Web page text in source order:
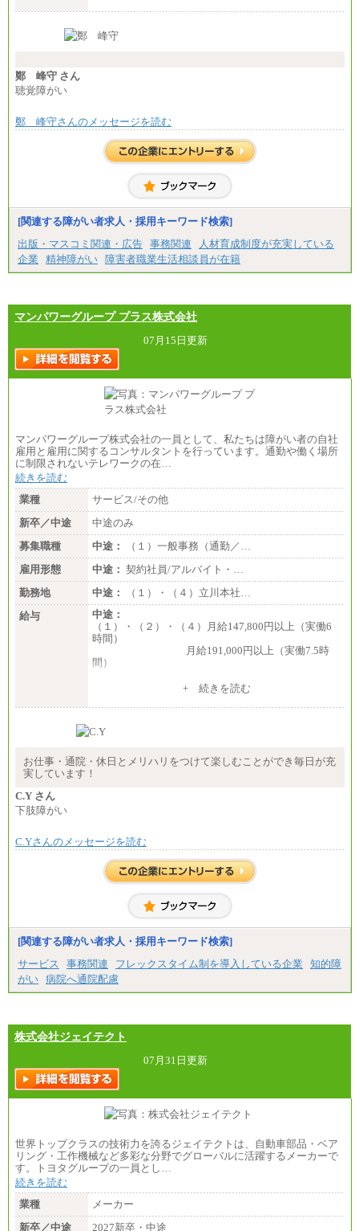
月給370,000円～
ます。
鄭 峰守 さん
聴覚障がい
鄭 峰守さんのメッセージを読む
[関連する障がい者求人・採用キーワード検索]
出版・マスコミ関連・広告 事務関連
人材育成制度が充実している
企業
精神障がい 障害者職業生活相談員が在籍
マンパワーグループ プラス株式会社
07月15日更新
マンパワーグループ株式会社の一員として、私たちは障がい者の自社
雇用と雇用に関するコンサルタントを行っています。通勤や働く場所
に制限されないテレワークの在…
続きを読む
業種
サービス/その他
新卒／中途
中途のみ
募集職種
中途：
（１）一般事務（通勤／…
雇用形態
中途： 契約社員/アルバイト・…
勤務地
中途：
（１）・（４）立川本社…
給与
中途：
（１）・（２）・（４）月給147,800円以上（実働6
時間）
月給191,000円以上（実働7.5時
間）
（３）月給191,000円以上（実働7.5時間）
（５）月給147,800円以上（実働6時間）
時給 1,226円（実働4.5時間）
間額換算額）
・退職金相当手当 37円
+ 続きを読む
お仕事・通院・休日とメリハリをつけて楽しむことができ毎日が充
実しています！
C.Y さん
下肢障がい
C.Yさんのメッセージを読む
[関連する障がい者求人・採用キーワード検索]
サービス
事務関連 フレックスタイム制を導入している企業
知的障
がい 病院へ通院配慮
株式会社ジェイテクト
07月31日更新
世界トップクラスの技術力を誇るジェイテクトは、自動車部品・ベア
リング・工作機械など多彩な分野でグローバルに活躍するメーカーで
す。トヨタグループの一員とし…
続きを読む
業種
メーカー
新卒／中途
2027新卒・中途